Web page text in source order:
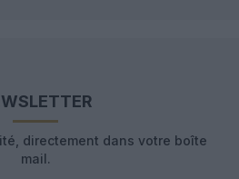
directement dans votre boîte
mail.